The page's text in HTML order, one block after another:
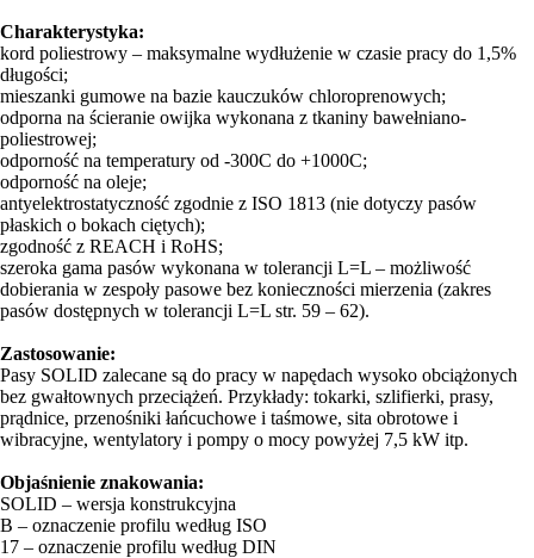
Charakterystyka:
kord poliestrowy – maksymalne wydłużenie w czasie pracy do 1,5%
długości;
mieszanki gumowe na bazie kauczuków chloroprenowych;
odporna na ścieranie owijka wykonana z tkaniny bawełniano-
poliestrowej;
odporność na temperatury od -300C do +1000C;
odporność na oleje;
antyelektrostatyczność zgodnie z ISO 1813 (nie dotyczy pasów
płaskich o bokach ciętych);
zgodność z REACH i RoHS;
szeroka gama pasów wykonana w tolerancji L=L – możliwość
dobierania w zespoły pasowe bez konieczności mierzenia (zakres
pasów dostępnych w tolerancji L=L str. 59 – 62).
Zastosowanie:
Pasy SOLID zalecane są do pracy w napędach wysoko obciążonych
bez gwałtownych przeciążeń. Przykłady: tokarki, szlifierki, prasy,
prądnice, przenośniki łańcuchowe i taśmowe, sita obrotowe i
wibracyjne, wentylatory i pompy o mocy powyżej 7,5 kW itp.
Objaśnienie znakowania:
SOLID – wersja konstrukcyjna
B – oznaczenie profilu według ISO
17 – oznaczenie profilu według DIN